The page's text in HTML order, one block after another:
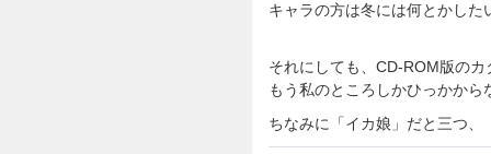
キャラの方は冬には何とかした
それにしても、CD-ROM版の
もう私のところしかひっかか
ちなみに「イカ娘」だと三つ